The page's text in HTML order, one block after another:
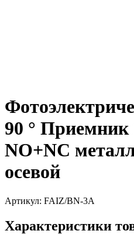
90 ° Приемник
NO+NC
осевой
Артикул: FAIZ/BN-3A
Характеристики